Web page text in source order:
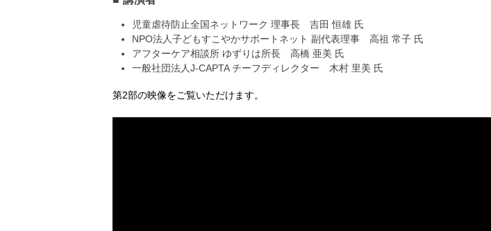
児童虐待防止全国ネットワーク 理事長 吉田 恒雄 氏
NPO法人子どもすこやかサポートネット 副代表理事 高祖 常子 氏
アフターケア相談所 ゆずりは所長 高橋 亜美 氏
一般社団法人J-CAPTA チーフディレクター 木村 里美 氏
第2部の映像をご覧いただけます。